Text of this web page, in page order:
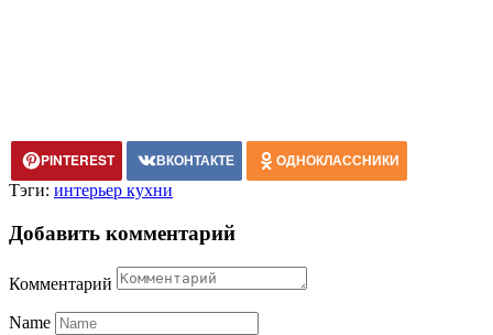
PINTEREST ВКОНТАКТЕ ОДНОКЛАССНИКИ
Тэги: интерьер кухни
Добавить комментарий
Комментарий
Name